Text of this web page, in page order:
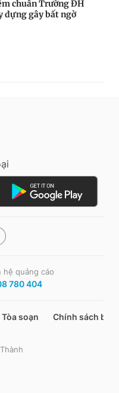
hệ quảng cáo
780 404
Tòa soạn Chính sách bảo